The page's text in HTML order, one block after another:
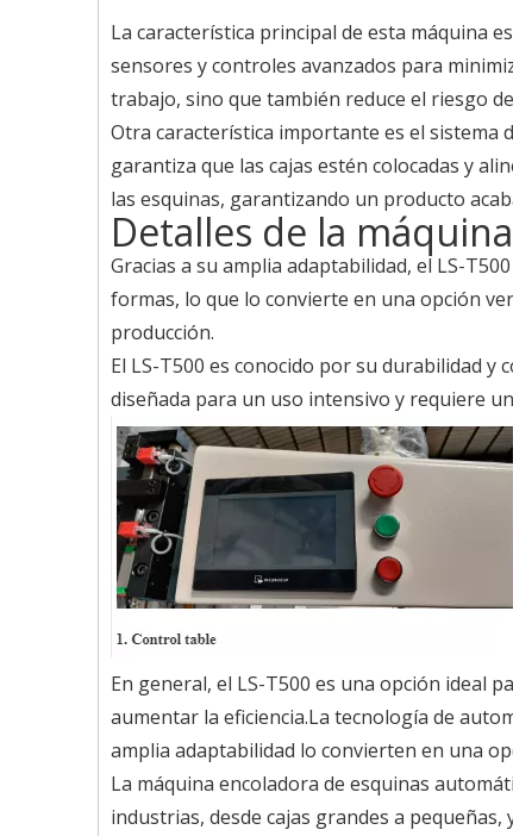
La característica principal de esta máquina
sensores y controles avanzados para
trabajo, sino que también reduce el riesgo
Otra característica importante es el sistema
garantiza que las cajas estén colocadas y
las esquinas, garantizando un producto
Detalles de la máquina
Gracias a su amplia adaptabilidad, el LS-
formas, lo que lo convierte en una opción
producción.
El LS-T500 es conocido por su durabilidad y
diseñada para un uso intensivo y requiere
En general, el LS-T500 es una opción ideal
aumentar la eficiencia.La tecnología de
amplia adaptabilidad lo convierten en una
La máquina encoladora de esquinas
industrias, desde cajas grandes a